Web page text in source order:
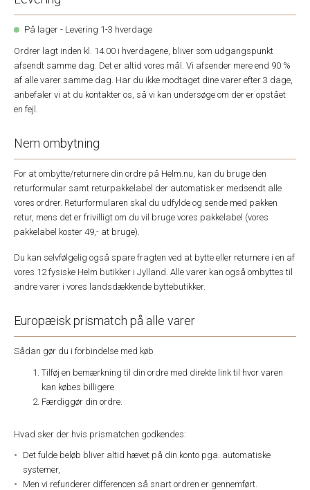
På lager - Levering 1-3 hverdage
Ordrer lagt inden kl. 14.00 i hverdagene, bliver som udgangspunkt
afsendt samme dag. Det er altid vores mål. Vi afsender mere end 90 %
af alle varer samme dag. Har du ikke modtaget dine varer efter 3 dage,
anbefaler vi at du kontakter os, så vi kan undersøge om der er opstået
en fejl.
Nem ombytning
For at ombytte/returnere din ordre på Helm.nu, kan du bruge den
returformular samt returpakkelabel der automatisk er medsendt alle
vores ordrer. Returformularen skal du udfylde og sende med pakken
retur, mens det er frivilligt om du vil bruge vores pakkelabel (vores
pakkelabel koster 49,- at bruge).
Du kan selvfølgelig også spare fragten ved at bytte eller returnere i en af
vores 12 fysiske Helm butikker i Jylland. Alle varer kan også ombyttes til
andre varer i vores landsdækkende byttebutikker.
Europæisk prismatch på alle varer
Sådan gør du i forbindelse med køb
Tilføj en bemærkning til din ordre med direkte link til hvor varen
kan købes billigere
Færdiggør din ordre.
Hvad sker der hvis prismatchen godkendes:
Det fulde beløb bliver altid hævet på din konto pga. automatiske
systemer,
Men vi refunderer differencen så snart ordren er gennemført.